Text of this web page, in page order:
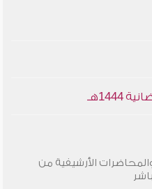
الأرشيفية من